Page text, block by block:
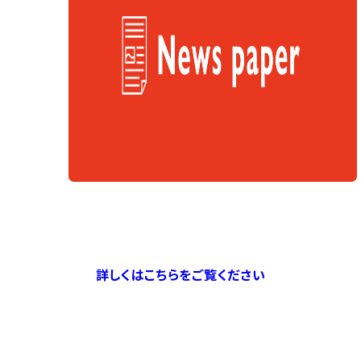
詳しくはこちらをご覧ください